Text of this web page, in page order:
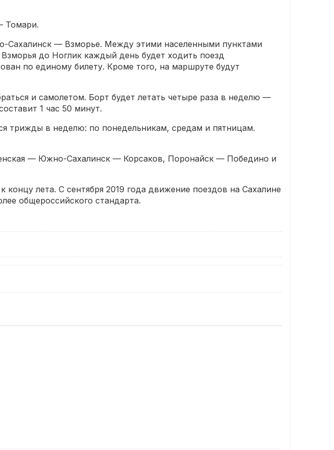
Томари.
Сахалинск — Взморье. Между этими населенными пунктами
до Ноглик каждый день будет ходить поезд
по единому билету. Кроме того, на маршруте будут
и самолетом. Борт будет летать четыре раза в неделю —
1 час 50 минут.
трижды в неделю: по понедельникам, средам и пятницам.
— Южно-Сахалинск — Корсаков, Поронайск — Победино и
лета. С сентября 2019 года движение поездов на Сахалине
общероссийского стандарта.